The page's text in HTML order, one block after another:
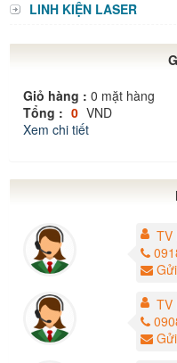
LINH KIỆN LASER
Giỏ hàng : 0 mặt hàng
Tổng : 0 VND
Xem chi tiết
TV
TV